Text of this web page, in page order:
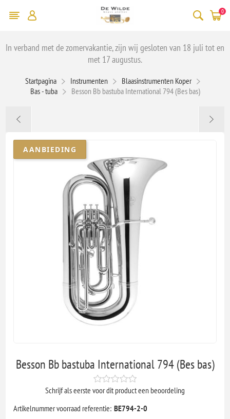
0
In verband met de zomervakantie, zijn wij gesloten van 18 juli tot en
met 17 augustus.
Startpagina Instrumenten
Blaasinstrumenten Koper
Bas - tuba
Besson Bb bastuba International 794 (Bes bas)
AANBIEDING
Besson Bb bastuba International 794 (Bes bas)
Schrijf als eerste voor dit product een beoordeling
Artikelnummer voorraad referentie: BE794-2-0